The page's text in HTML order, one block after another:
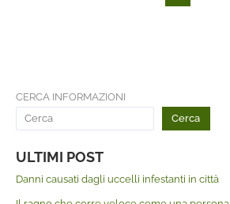
CERCA INFORMAZIONI
Cerca
ULTIMI POST
Danni causati dagli uccelli infestanti in città